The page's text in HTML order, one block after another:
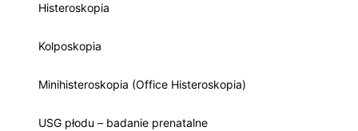
Histeroskopia
Kolposkopia
Minihisteroskopia (Office Histeroskopia)
USG płodu – badanie prenatalne